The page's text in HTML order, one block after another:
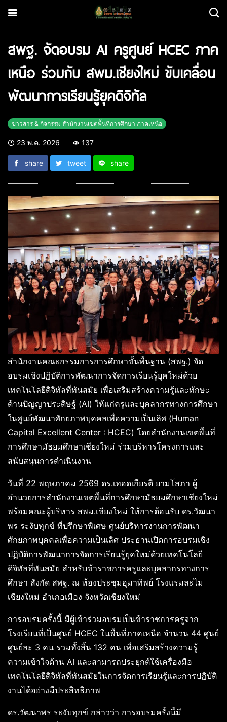
สพฐ. จัดอบรม AI ครูศูนย์ HCEC ภาค
เหนือ ร่วมกับ สพม.เชียงใหม่ ขับเคลื่อน
พัฒนาการเรียนรู้ยุคดิจิทัล
ข่าวสาร & กิจกรรม สำนักงานเขตพื้นที่การศึกษา ภาคเหนือ
23 พ.ค. 2026 137
share tweet share
สำนักงานคณะกรรมการการศึกษาขั้นพื้นฐาน (สพฐ.) จัด
อบรมเชิงปฏิบัติการพัฒนาการจัดการเรียนรู้ยุคใหม่ด้วย
เทคโนโลยีดิจิทัลที่ทันสมัย เพื่อเสริมสร้างความรู้และทักษะ
ด้านปัญญาประดิษฐ์ (AI) ให้แก่ครูและบุคลากรทางการศึกษา
ในศูนย์พัฒนาศักยภาพบุคคลเพื่อความเป็นเลิศ (Human
Capital Excellent Center : HCEC) โดยสำนักงานเขตพื้นที่
การศึกษามัธยมศึกษาเชียงใหม่ ร่วมบริหารโครงการและ
สนับสนุนการดำเนินงาน
วันที่ 22 พฤษภาคม 2569 ดร.เทอดเกียรติ ยามโสภา ผู้
อำนวยการสำนักงานเขตพื้นที่การศึกษามัธยมศึกษาเชียงใหม่
พร้อมคณะผู้บริหาร สพม.เชียงใหม่ ให้การต้อนรับ ดร.วัฒนา
พร ระงับทุกข์ ที่ปรึกษาพิเศษ ศูนย์บริหารงานการพัฒนา
ศักยภาพบุคคลเพื่อความเป็นเลิศ ประธานเปิดการอบรมเชิง
ปฏิบัติการพัฒนาการจัดการเรียนรู้ยุคใหม่ด้วยเทคโนโลยี
ดิจิทัลที่ทันสมัย สำหรับข้าราชการครูและบุคลากรทางการ
ศึกษา สังกัด สพฐ. ณ ห้องประชุมอุมาทิพย์ โรงแรมละไม
เชียงใหม่ อำเภอเมือง จังหวัดเชียงใหม่
การอบรมครั้งนี้ มีผู้เข้าร่วมอบรมเป็นข้าราชการครูจาก
โรงเรียนที่เป็นศูนย์ HCEC ในพื้นที่ภาคเหนือ จำนวน 44 ศูนย์
ศูนย์ละ 3 คน รวมทั้งสิ้น 132 คน เพื่อเสริมสร้างความรู้
ความเข้าใจด้าน AI และสามารถประยุกต์ใช้เครื่องมือ
เทคโนโลยีดิจิทัลที่ทันสมัยในการจัดการเรียนรู้และการปฏิบัติ
งานได้อย่างมีประสิทธิภาพ
ดร.วัฒนาพร ระงับทุกข์ กล่าวว่า การอบรมครั้งนี้มี